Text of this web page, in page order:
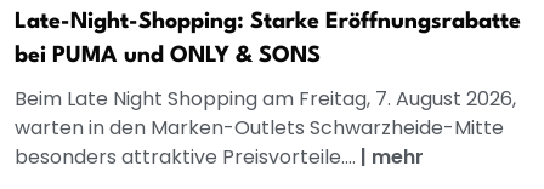
Late-Night-Shopping: Starke Eröffnungsrabatte
bei PUMA und ONLY & SONS
Beim Late Night Shopping am Freitag, 7. August 2026,
warten in den Marken-Outlets Schwarzheide-Mitte
besonders attraktive Preisvorteile.... | mehr